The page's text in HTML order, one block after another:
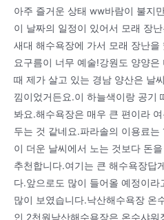
아주 즐거운 상태 ww바람이 불지
이 날짜의 일정이 있어서 모래 장
새대 해수욕장에 가서 모래 장난을
요구름이 너무 예술!강원도 양양
때 제가 살고 있는 경남 양산은 날
낌이었거든요.이 하늘색이랑 공기
봐요.해수욕장은 매우 큰 편이라
두는 것 같네요.파라솔의 이용료
이 더운 날씨에서 노는 것보다 돈
추천합니다.여기는 큰 해수욕장답
다.앞으로도 많이 들어올 예정이
많이 보였습니다.낙산해수욕장 온
인 2천원낙산해수욕장은 온수샤